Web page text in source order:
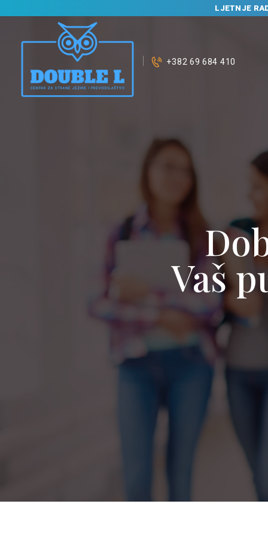
LJETNJE
+382 69 684 410
Vaš